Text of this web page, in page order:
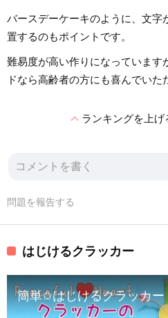
バースデーケーキのように、文字
置するのもポイントです。
難易度が高い作りになっています
ドなら高齢者の方にも喜んでいた
expand_lessランキングを上げ
問題を報告する
はじけるクラッカー
簡単✩はじけるクラッカ